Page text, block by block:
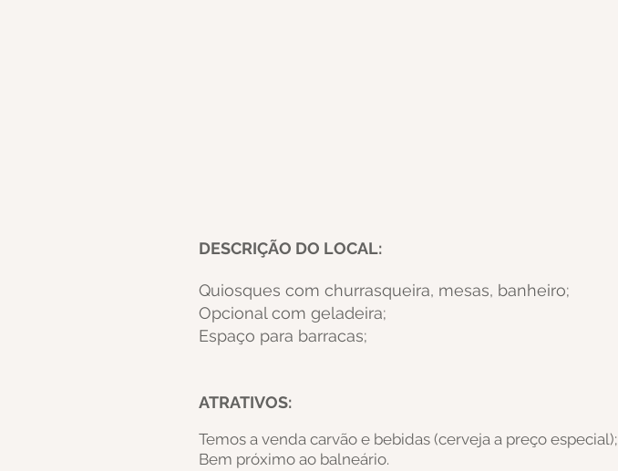
DESCRIÇÃO DO LOCAL:
Quiosques com churrasqueira, mesas, banheiro;
Opcional com geladeira;
Espaço para barracas;
ATRATIVOS:
Temos a venda carvão e bebidas (cerveja a preço especial);
Bem próximo ao balneário.